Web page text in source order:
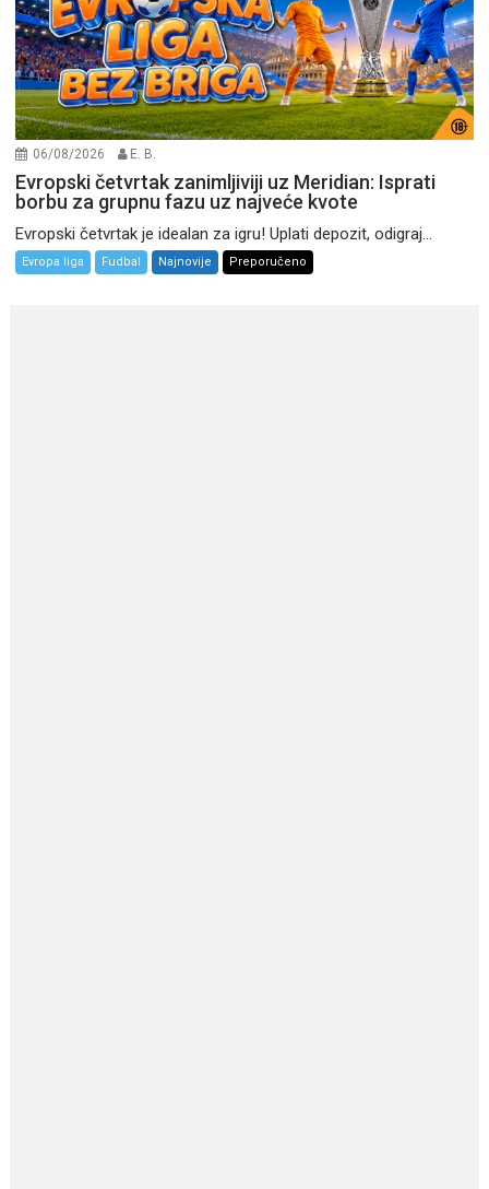
06/08/2026 E. B.
Evropski četvrtak zanimljiviji uz Meridian: Isprati
borbu za grupnu fazu uz najveće kvote
Evropski četvrtak je idealan za igru! Uplati depozit, odigraj...
Evropa liga Fudbal Najnovije Preporučeno